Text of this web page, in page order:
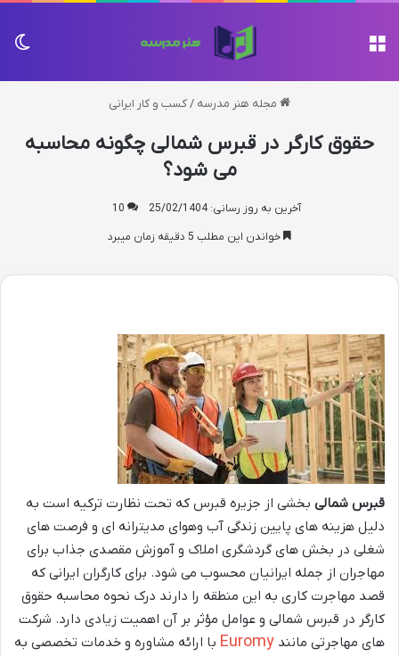
مجله هنر مدرسه /کسب و کار ایرانی
حقوق کارگر در قبرس شمالی چگونه محاسبه
می شود؟
آخرین به روز رسانی: 25/02/1404
10
خواندن این مطلب 5 دقیقه زمان میبرد
قبرس شمالی بخشی از جزیره قبرس که تحت نظارت ترکیه است به
دلیل هزینه های پایین زندگی آب وهوای مدیترانه ای و فرصت های
شغلی در بخش های گردشگری املاک و آموزش مقصدی جذاب برای
مهاجران از جمله ایرانیان محسوب می شود. برای کارگران ایرانی که
قصد مهاجرت کاری به این منطقه را دارند درک نحوه محاسبه حقوق
کارگر در قبرس شمالی و عوامل مؤثر بر آن اهمیت زیادی دارد. شرکت
های مهاجرتی مانند Euromy با ارائه مشاوره و خدمات تخصصی به